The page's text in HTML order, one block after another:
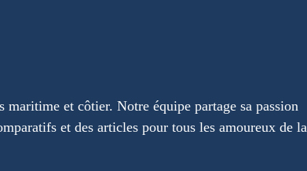
et côtier. Notre équipe partage sa passion
et des articles pour tous les amoureux de la